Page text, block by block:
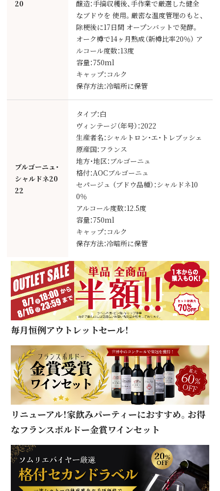
20
醸造：手摘収穫後、手作業で厳選した健全
なブドウを 使用。厳密な温度管理のもと、
除梗後に17日間 オープンバットで発酵。
オーク樽で14ヶ月熟成（新樽比率20％） ア
ルコール度数：13度
容量：750ml
キャップ：コルク
保存方法：冷暗所に保管
ブルゴーニュ・
シャルドネ20
22
タイプ：白
ヴィンテージ（年号）：2022
生産者名：シャルトロン・エ・トレブッシェ
原産国：フランス
地方・地区：ブルゴーニュ
格付：AOCブルゴーニュ
セパージュ （ブドウ品種）：シャルドネ10
0％
アルコール度数：12.5度
容量：750ml
キャップ：コルク
保存方法：冷暗所に保管
毎月恒例アウトレットセール！
リニューアル！家飲みパーティーにおすすめ。お得
なフランスボルドー金賞ワインセット